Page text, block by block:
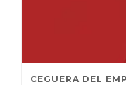
CEGUERA DEL